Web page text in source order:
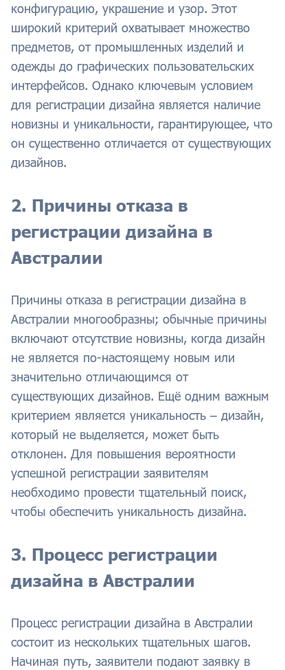
конфигурацию, украшение и узор. Этот
широкий критерий охватывает множество
предметов, от промышленных изделий и
одежды до графических пользовательских
интерфейсов. Однако ключевым условием
для регистрации дизайна является наличие
новизны и уникальности, гарантирующее, что
он существенно отличается от существующих
дизайнов.
2. Причины отказа в
регистрации дизайна в
Австралии
Причины отказа в регистрации дизайна в
Австралии многообразны; обычные причины
включают отсутствие новизны, когда дизайн
не является по-настоящему новым или
значительно отличающимся от
существующих дизайнов. Ещё одним важным
критерием является уникальность – дизайн,
который не выделяется, может быть
отклонен. Для повышения вероятности
успешной регистрации заявителям
необходимо провести тщательный поиск,
чтобы обеспечить уникальность дизайна.
3. Процесс регистрации
дизайна в Австралии
Процесс регистрации дизайна в Австралии
состоит из нескольких тщательных шагов.
Начиная путь, заявители подают заявку в